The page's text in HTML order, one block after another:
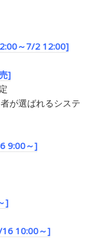
～7/2 12:00]
]
が選ばれるシステ
9:00～]
]
16 10:00～]